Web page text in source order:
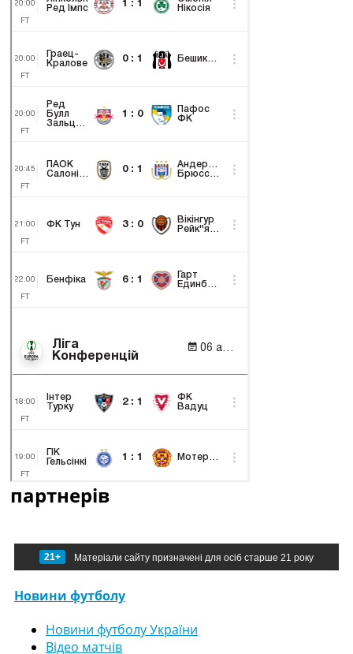
партнерів
21+ Матеріали сайту призначені для осіб старше 21 року
Новини футболу
Новини футболу України
Відео матчів